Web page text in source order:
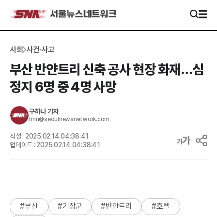
사회 사건·사고
부산 반얀트리 신축 공사 현장 화재…심
정지 6명 중 4명 사망
구하나기자
hnn@seoulnewsnetwork.com
작성 : 2025.02.14 04:38:41
업데이트 : 2025.02.14 04:38:41
#부산 #기장군 #반얀트리 #호텔